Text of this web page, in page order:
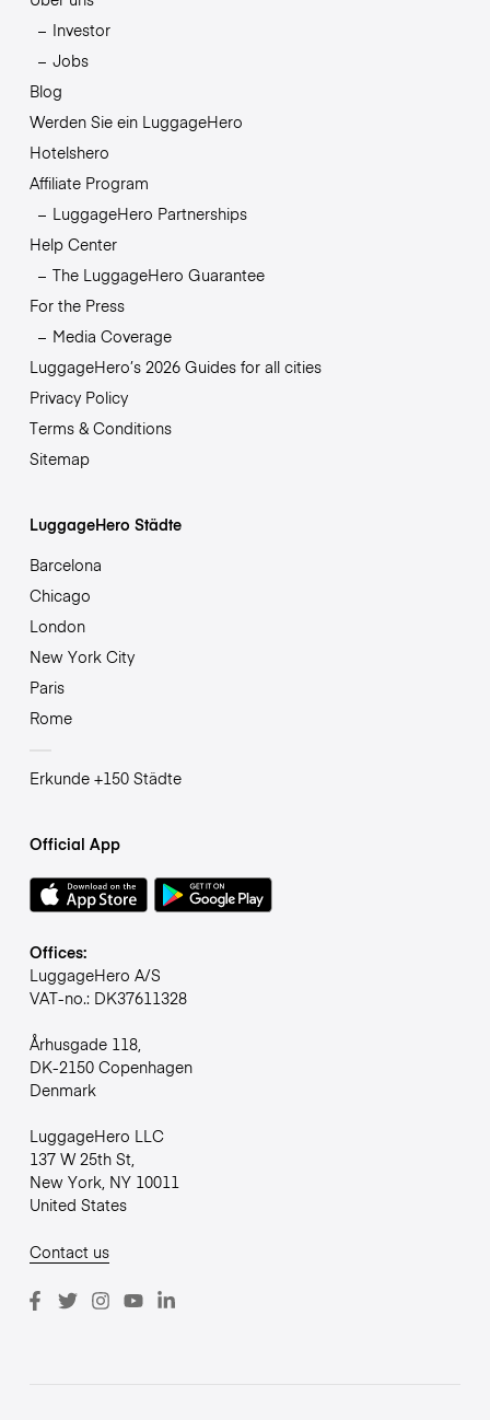
Investor
Jobs
Blog
Werden Sie ein LuggageHero
Hotelshero
Affiliate Program
LuggageHero Partnerships
Help Center
The LuggageHero Guarantee
For the Press
Media Coverage
LuggageHero’s 2026 Guides for all cities
Privacy Policy
Terms & Conditions
Sitemap
LuggageHero Städte
Barcelona
Chicago
London
New York City
Paris
Rome
Erkunde +150 Städte
Official App
Offices:
LuggageHero A/S
VAT-no.: DK37611328
Århusgade 118,
DK-2150 Copenhagen
Denmark
LuggageHero LLC
137 W 25th St,
New York, NY 10011
United States
Contact us